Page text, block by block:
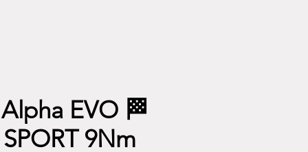
Alpha EVO